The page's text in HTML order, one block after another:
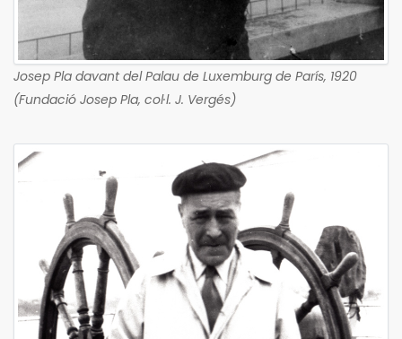
Josep Pla davant del Palau de Luxemburg de París, 1920
(Fundació Josep Pla, col·l. J. Vergés)